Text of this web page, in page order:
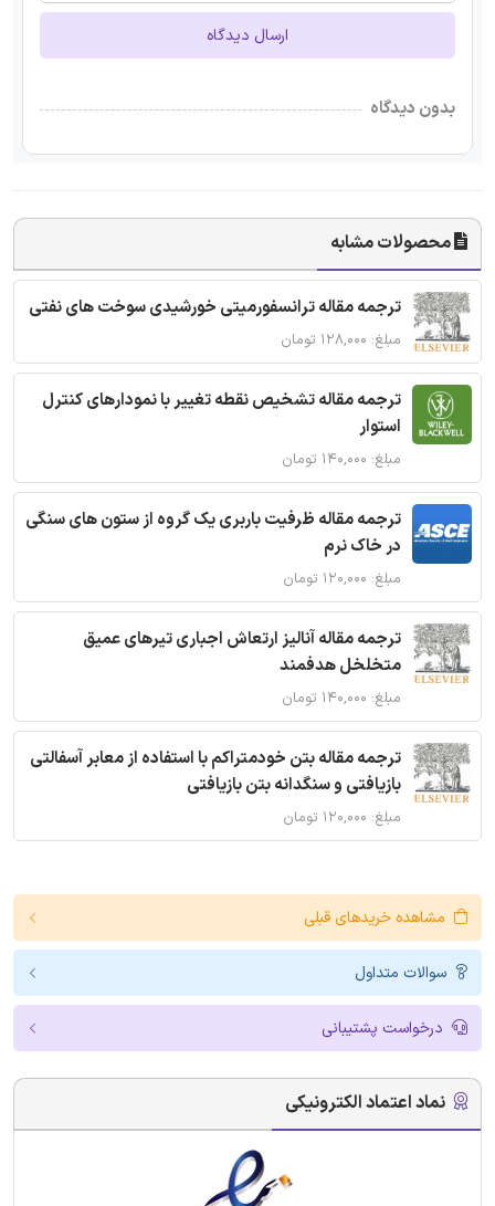
ارسال دیدگاه
بدون دیدگاه
محصولات مشابه
ترجمه مقاله ترانسفورمیتی خورشیدی سوخت های نفتی
مبلغ: ۱۲۸,۰۰۰ تومان
ترجمه مقاله تشخیص نقطه تغییر با نمودارهای کنترل
استوار
مبلغ: ۱۴۰,۰۰۰ تومان
ترجمه مقاله ظرفیت باربری یک گروه از ستون های سنگی
در خاک نرم
مبلغ: ۱۲۰,۰۰۰ تومان
ترجمه مقاله آنالیز ارتعاش اجباری تیرهای عمیق
متخلخل هدفمند
مبلغ: ۱۴۰,۰۰۰ تومان
ترجمه مقاله بتن خودمتراکم با استفاده از معابر آسفالتی
بازیافتی و سنگدانه بتن بازیافتی
مبلغ: ۱۲۰,۰۰۰ تومان
مشاهده خریدهای قبلی
سوالات متداول
درخواست پشتیبانی
نماد اعتماد الکترونیکی